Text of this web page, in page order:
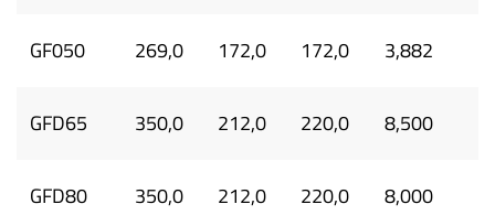
GF050 269,0 172,0 172,0 3,882
GFD65 350,0 212,0 220,0 8,500
GFD80 350,0 212,0 220,0 8,000